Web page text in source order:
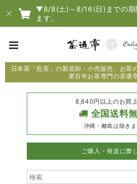
▼8/8(土)～8/16(日)までの期
ます。
日本茶「煎茶」の製造卸・小売販売。お茶
業百年お茶専門の茶通
8,640円以上のお買
全国送料
沖縄・離島は除き
ご購入・発送に際